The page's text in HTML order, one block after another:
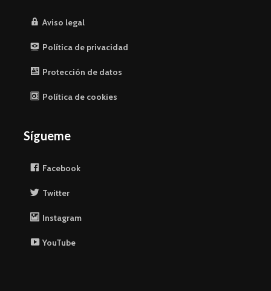
Aviso legal
Política de privacidad
Protección de datos
Política de cookies
Sígueme
Facebook
Twitter
Instagram
YouTube